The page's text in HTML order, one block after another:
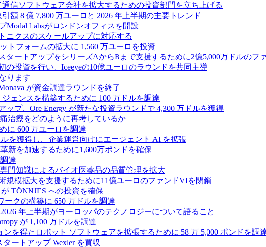
信ソフトウェア会社を拡大するための投資部門を立ち上げる
額 8 億 7,800 万ユーロと 2026 年上半期の主要トレンド
Modal Labsがロンドンオフィスを開設
ニクスのスケールアップに対応する
トフォームの拡大に 1,560 万ユーロを投資
タートアップをシリーズAからBまで支援するために2億5,000万ドルのフ
の投資を行い、Iceeyeの10億ユーロのラウンドを共同主導
ります
が資金調達ラウンドを終了
ェンスを構築するために 100 万ドルを調達
プ、Ore Energy が新たな投資ラウンドで 4,300 万ドルを獲得
治療をどのように再考しているか
に 600 万ユーロを調達
ルを獲得し、企業運営向けにエージェント AI を拡張
新を加速するために1,600万ポンドを確保
達
門知識によるバイオ医薬品の品質管理を拡大
規模拡大を支援するために11億ユーロのファンドVIを閉鎖
TÖNNJES への投資を確保
クの構築に 650 万ドルを調達
年上半期がヨーロッパのテクノロジーについて語ること
が 1,100 万ドルを調達
ンを得たロボット ソフトウェアを拡張するために 58 万 5,000 ポンドを調
ートアップ Wexler を買収